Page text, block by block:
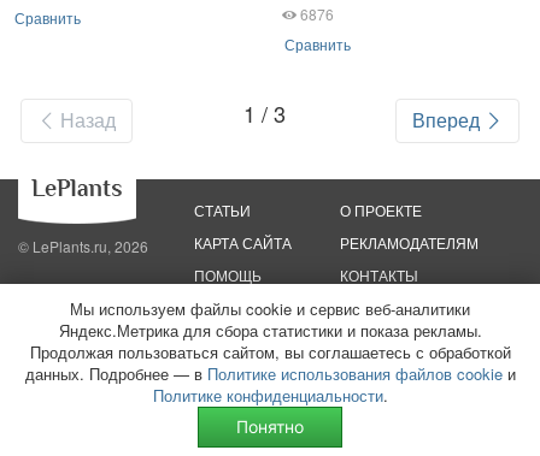
Сравнить
6876
Сравнить
Назад 1 / 3 Вперед
© LePlants.ru, 2026
СТАТЬИ
КАРТА САЙТА
ПОМОЩЬ
О ПРОЕКТЕ
РЕКЛАМОДАТЕЛЯМ
КОНТАКТЫ
Политика конфиденциальности
Политика использования файлов cookie
Пользовательское соглашение
Редакционные стандарты
ООО «Трафик»
ИНН 7813175200 ОГРН 1027806866724
Монетизация
Мы используем файлы cookie и сервис веб-аналитики
Яндекс.Метрика для сбора статистики и показа рекламы.
Продолжая пользоваться сайтом, вы соглашаетесь с обработкой
данных. Подробнее — в Политике использования файлов cookieи
Политике конфиденциальности.
Понятно